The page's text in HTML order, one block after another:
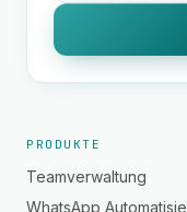
PRODUKTE
Teamverwaltung
WhatsApp